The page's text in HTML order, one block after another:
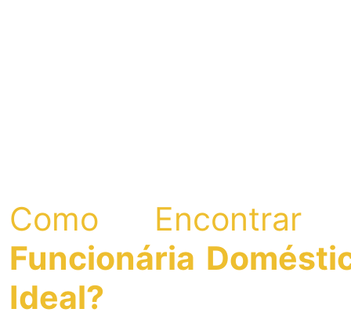
Como Encontrar
Funcionária
Ideal?